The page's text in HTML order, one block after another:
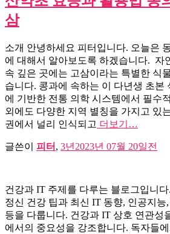
삼
소개 안녕하세요 피터입니다. 오늘은
에 대해서 알아보도록 하겠습니다. 자
속 깊은 곳에는 고삼이라는 특별한 식
습니다. 콩과에 속하는 이 다년생 초
에 기반한 전통 의학 시스템에서 필수
외에도 다양한 지역 별칭을 가지고 있
권에서 널리 인식되고 더보기…
글쓴이 피터 , 3년 2023년 07월 20일전
건강과 IT 주제를 다루는 블로그입니
정신 건강 팁과 최신 IT 동향, 인공지능
등을 다룹니다. 건강과 IT 상호 연관성
에서의 중요성을 강조합니다. 독자들